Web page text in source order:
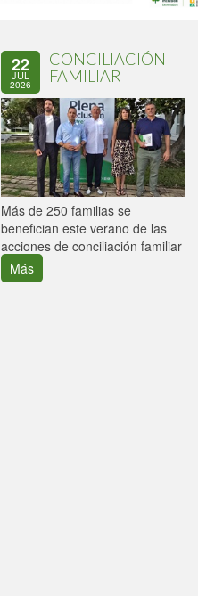
22
JUL
2026
CONCILIACIÓN
FAMILIAR
Más de 250 familias se
benefician este verano de las
acciones de conciliación familiar
Más